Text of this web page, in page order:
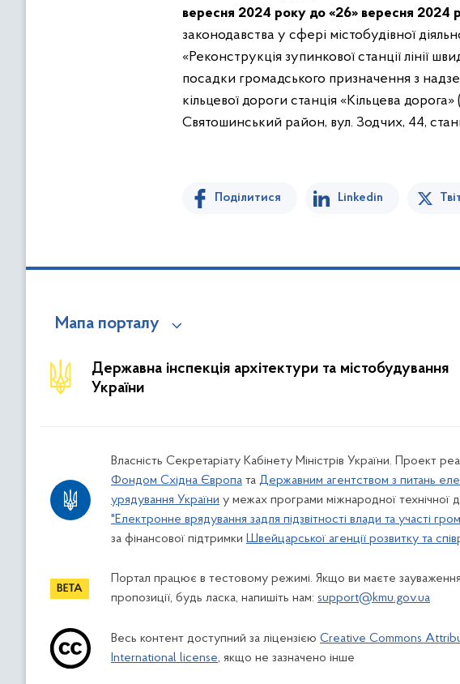
вересня 2024 року до «26» вересня 2024
законодавства у сфері містобудівної
«Реконструкція зупинкової станції лінії
посадки громадського призначення з
кільцевої дороги станція «Кільцева
Святошинський район, вул. Зодчих, 44,
Поділитися Linkedin
Мапа порталу
Державна інспекція архітектури та містобудування
України
Власність Секретаріату Кабінету Міністрів України. Проект
Фондом Східна Європа та Державним агентством з питань
урядування України у межах програми міжнародної технічної
"Електронне врядування задля підзвітності влади та участі
за фінансової підтримки Швейцарської агенції розвитку та
Портал працює в тестовому режимі. Якщо ви маєте
пропозиції, будь ласка, напишіть нам: support@kmu.gov.ua
Весь контент доступний за ліцензією Creative Commons
International license, якщо не зазначено інше